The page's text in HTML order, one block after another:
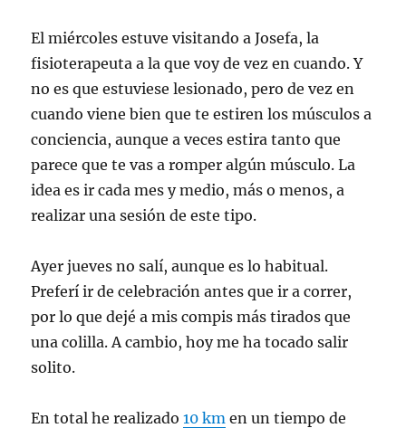
El miércoles estuve visitando a Josefa, la
fisioterapeuta a la que voy de vez en cuando. Y
no es que estuviese lesionado, pero de vez en
cuando viene bien que te estiren los músculos a
conciencia, aunque a veces estira tanto que
parece que te vas a romper algún músculo. La
idea es ir cada mes y medio, más o menos, a
realizar una sesión de este tipo.
Ayer jueves no salí, aunque es lo habitual.
Preferí ir de celebración antes que ir a correr,
por lo que dejé a mis compis más tirados que
una colilla. A cambio, hoy me ha tocado salir
solito.
En total he realizado10 km en un tiempo de